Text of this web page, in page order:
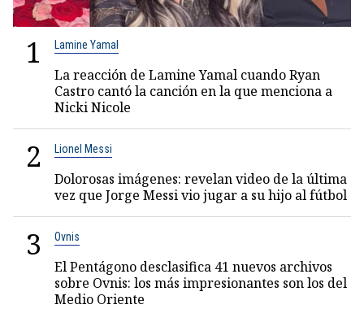
1 Lamine Yamal
La reacción de Lamine Yamal cuando Ryan
Castro cantó la canción en la que menciona a
Nicki Nicole
2 Lionel Messi
Dolorosas imágenes: revelan video de la última
vez que Jorge Messi vio jugar a su hijo al fútbol
3 Ovnis
El Pentágono desclasifica 41 nuevos archivos
sobre Ovnis: los más impresionantes son los del
Medio Oriente